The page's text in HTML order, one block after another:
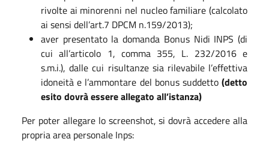
rivolte ai minorenni nel nucleo familiare (calcolato
ai sensi dell’art.7 DPCM n.159/2013);
aver presentato la domanda Bonus Nidi INPS (di
cui all’articolo 1, comma 355, L. 232/2016 e
s.m.i.), dalle cui risultanze sia rilevabile l’effettiva
idoneità e l’ammontare del bonus suddetto (detto
esito dovrà essere allegato all’istanza)
Per poter allegare lo screenshot, si dovrà accedere alla
propria area personale Inps: